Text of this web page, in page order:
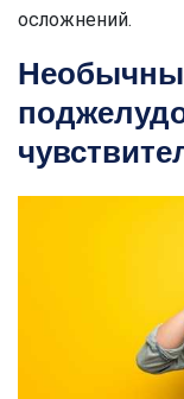
осложнений.